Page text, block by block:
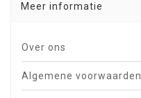
Meer informatie
Over ons
Algemene voorwaarden